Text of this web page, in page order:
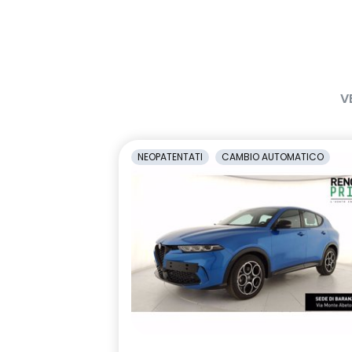
retrovisori
sellerie in tessuto 100% riciclato,
jacquard di raso nero goffrato,
shark antenna
sistema di frenata d'emergenza
attiva con riconoscimento
pedoni, ciclisti e incroci
sistema di
vigilanza
smartphone replication wireless
volante
NEOPATENTATI CAMBIO AUTOMATICO